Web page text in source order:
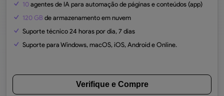
10 agentes de IA para automação de páginas e conteúdos (app)
120 GB de armazenamento em nuvem
Suporte técnico 24 horas por dia, 7 dias
Suporte para Windows, macOS, iOS, Android e Online.
Verifique e Compre